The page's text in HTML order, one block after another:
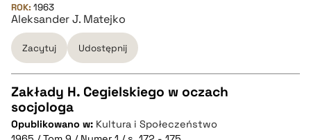
pobierz cytat
BIBTEX
pobierz cytat
ROK: 1963
Aleksander J. Matejko
Zacytuj Udostępnij
CZYSTY TEKST
Zakłady H. Cegielskiego w oczach
socjologa
Opublikowano w: Kultura i Społeczeństwo